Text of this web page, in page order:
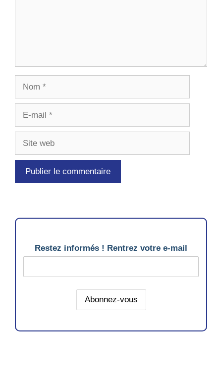
Restez informés ! Rentrez votre e-mail